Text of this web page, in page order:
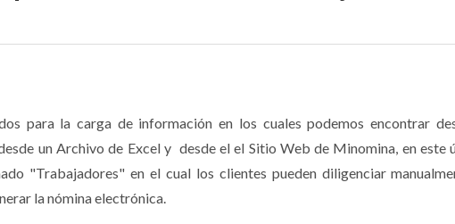
para la carga de información en los cuales podemos encontrar
un Archivo de Excel y desde el el Sitio Web de Minomina, en este
"Trabajadores" en el cual los clientes pueden diligenciar
la nómina electrónica.